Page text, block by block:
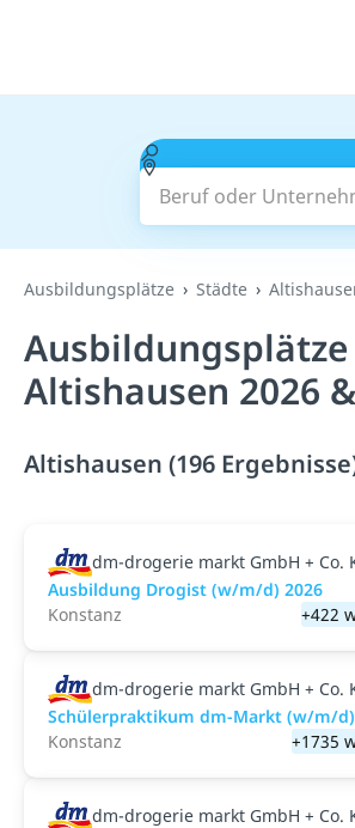
Beruf oder
Suchen
Ausbildungsplätze Städte
Altishausen 2026
Altishausen (196
dm-drogerie markt GmbH + Co.
Ausbildung Drogist (w/m/d) 2026
Konstanz
+422
dm-drogerie markt GmbH + Co.
Schülerpraktikum dm-Markt (w/m/d)
Konstanz
+1735
dm-drogerie markt GmbH + Co.